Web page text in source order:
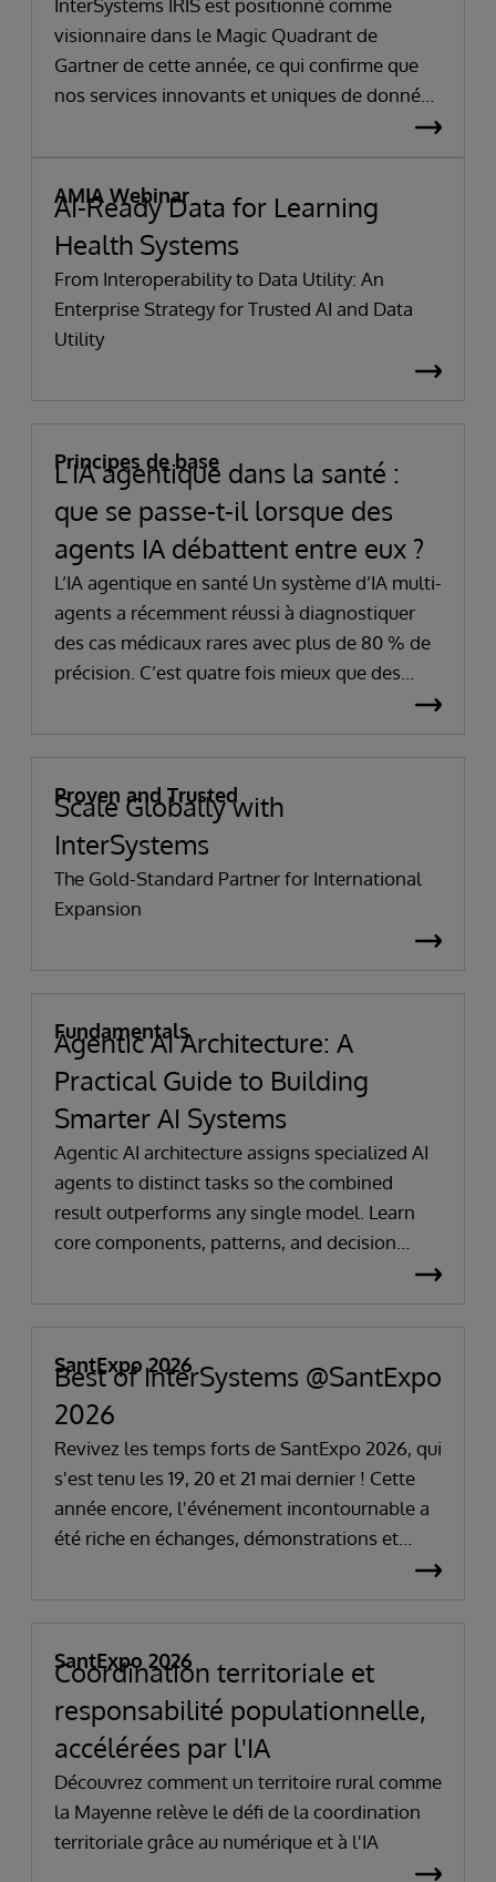
pour les systèmes de gestion de
bases de données basés sur le
cloud
InterSystems IRIS est positionné comme
visionnaire dans le Magic Quadrant de
Gartner de cette année, ce qui confirme que
nos services innovants et uniques de données
AMIA Webinar
AI-Ready Data for Learning
Health Systems
From Interoperability to Data Utility: An
Enterprise Strategy for Trusted AI and Data
Utility
Principes de base
L’IA agentique dans la santé :
que se passe-t-il lorsque des
agents IA débattent entre eux ?
L’IA agentique en santé Un système d’IA multi-
agents a récemment réussi à diagnostiquer
des cas médicaux rares avec plus de 80 % de
précision. C’est quatre fois mieux que des
cliniciens expérimentés. Ce résultat ne vient
mécanisme différent : plusieurs agents IA
confrontent leurs raisonnements jusqu’à ce
que les erreurs soient détectées.
Proven and Trusted
Scale Globally with
InterSystems
The Gold-Standard Partner for International
Expansion
Fundamentals
Agentic AI Architecture: A
Practical Guide to Building
Smarter AI Systems
Agentic AI architecture assigns specialized AI
agents to distinct tasks so the combined
result outperforms any single model. Learn
core components, patterns, and decision
SantExpo 2026
Best of InterSystems @SantExpo
2026
Revivez les temps forts de SantExpo 2026, qui
s'est tenu les 19, 20 et 21 mai dernier ! Cette
année encore, l'événement incontournable a
été riche en échanges, démonstrations et
SantExpo 2026
Coordination territoriale et
responsabilité populationnelle,
accélérées par l'IA
Découvrez comment un territoire rural comme
la Mayenne relève le défi de la coordination
territoriale grâce au numérique et à l'IA